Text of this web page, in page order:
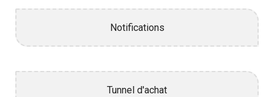
Notifications
Tunnel d'achat